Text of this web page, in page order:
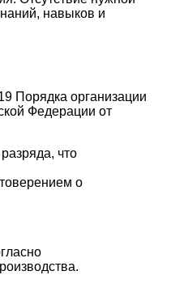
навыков и
Порядка организации
Федерации от
что
о